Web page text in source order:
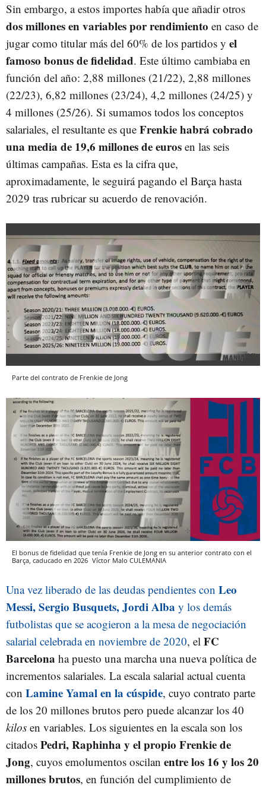
Sin embargo, a estos importes había que añadir otros
dos millones en variables por rendimiento en caso de
jugar como titular más del 60% de los partidos y el
famoso bonus de fidelidad. Este último cambiaba en
función del año: 2,88 millones (21/22), 2,88 millones
(22/23), 6,82 millones (23/24), 4,2 millones (24/25) y
4 millones (25/26). Si sumamos todos los conceptos
salariales, el resultante es que Frenkie habrá cobrado
una media de 19,6 millones de euros en las seis
últimas campañas. Esta es la cifra que,
aproximadamente, le seguirá pagando el Barça hasta
2029 tras rubricar su acuerdo de renovación.
Parte del contrato de Frenkie de Jong
El bonus de fidelidad que tenía Frenkie de Jong en su anterior contrato con el
Barça, caducado en 2026 Víctor Malo CULEMANIA
Una vez liberado de las deudas pendientes con Leo
Messi, Sergio Busquets, Jordi Alba y los demás
futbolistas que se acogieron a la mesa de negociación
salarial celebrada en noviembre de 2020, el FC
Barcelona ha puesto una marcha una nueva política de
incrementos salariales. La escala salarial actual cuenta
con Lamine Yamal en la cúspide, cuyo contrato parte
de los 20 millones brutos pero puede alcanzar los 40
kilos en variables. Los siguientes en la escala son los
citados Pedri, Raphinha y el propio Frenkie de
Jong, cuyos emolumentos oscilan entre los 16 y los 20
millones brutos, en función del cumplimiento de